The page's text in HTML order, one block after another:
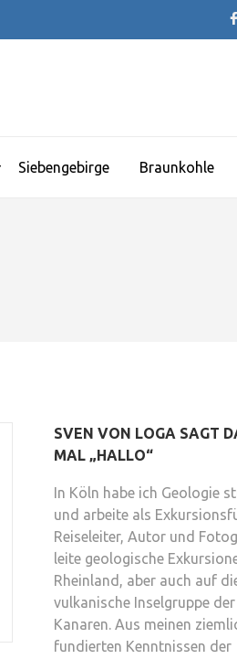
Siebengebirge Braunkohle
SVEN VON LOGA SAGT
MAL „HALLO“
In Köln habe ich Geologie
und arbeite als
Reiseleiter, Autor und
leite geologische
Rheinland, aber auch auf
vulkanische Inselgruppe der
Kanaren. Aus meinen
fundierten Kenntnissen der